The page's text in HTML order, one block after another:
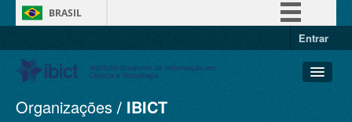
BRASIL
Entrar
Conjuntos de dados
Organizações IBICT